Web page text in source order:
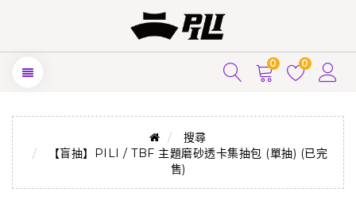
0 0
搜尋
【盲抽】PILI / TBF 主題磨砂透卡集抽包 (單抽) (已完
售)